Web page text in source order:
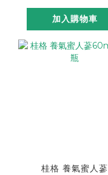
加入購物車
桂格 養氣蜜人蔘